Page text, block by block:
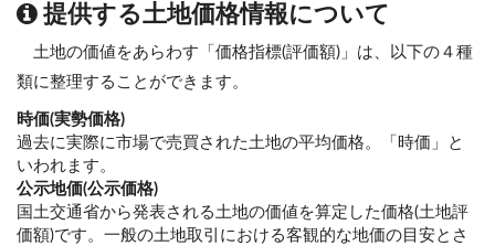
提供する土地価格情報について
土地の価値をあらわす「価格指標(評価額)」は、以下の４種
類に整理することができます。
時価(実勢価格)
過去に実際に市場で売買された土地の平均価格。「時価」と
いわれます。
公示地価(公示価格)
国土交通省から発表される土地の価値を算定した価格(土地評
価額)です。一般の土地取引における客観的な地価の目安とさ